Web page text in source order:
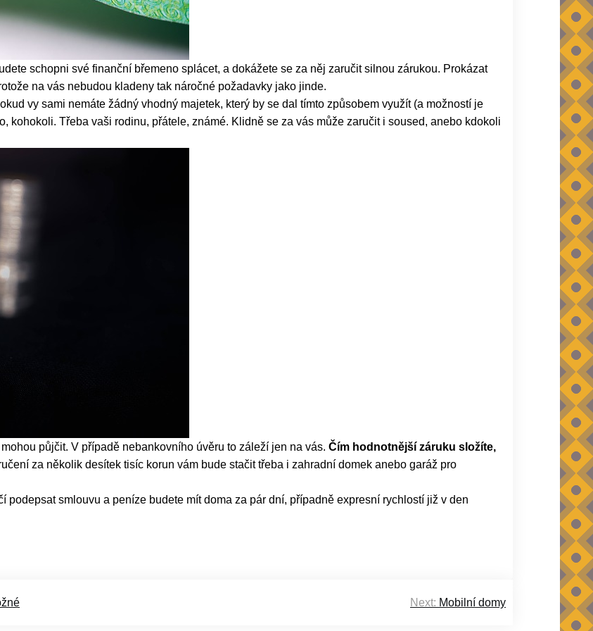
schopni své finanční břemeno splácet, a dokážete se za něj zaručit silnou zárukou. Prokázat
na vás nebudou kladeny tak náročné požadavky jako jinde.
vy sami nemáte žádný vhodný majetek, který by se dal tímto způsobem využít (a možností je
kohokoli. Třeba vaši rodinu, přátele, známé. Klidně se za vás může zaručit i soused, anebo kdokoli
půjčit. V případě nebankovního úvěru to záleží jen na vás. Čím hodnotnější záruku složíte,
za několik desítek tisíc korun vám bude stačit třeba i zahradní domek anebo garáž pro
podepsat smlouvu a peníze budete mít doma za pár dní, případně expresní rychlostí již v den
Next: Mobilní domy